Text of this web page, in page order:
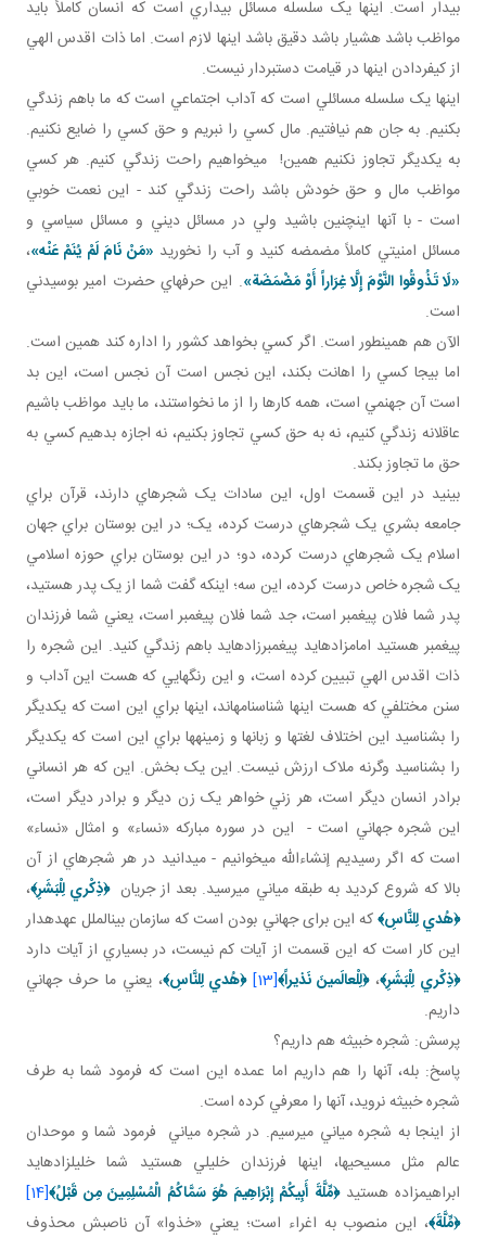
بيدار است. اينها يک سلسله مسائل بيداري است که انسان کاملاً بايد
مواظب باشد هشيار باشد دقيق باشد اينها لازم است. اما ذات اقدس الهي
از کيفردادن اينها در قيامت دست بردار نيست.
اينها يک سلسله مسائلي است که آداب اجتماعي است که ما باهم زندگي
بکنيم. به جان هم نيافتيم. مال کسي را نبريم و حق کسي را ضايع نکنيم.
به يکديگر تجاوز نکنيم همين! مي خواهيم راحت زندگي کنيم. هر کسي
مواظب مال و حق خودش باشد راحت زندگي کند - اين نعمت خوبي
است - با آنها اين چنين باشيد ولي در مسائل ديني و مسائل سياسي و
مسائل امنيتي کاملاً مضمضه کنيد و آب را نخوريد «مَنْ‏ نَامَ‏ لَمْ‏ يُنَمْ‏ عَنْه‏»،
«لَا تَذُوقُوا النَّوْمَ إِلَّا غِرَاراً أَوْ مَضْمَضَة». اين حرف هاي حضرت امير بوسيدني
است.
الآن هم همينطور است. اگر کسي بخواهد کشور را اداره کند همين است.
اما بيجا کسي را اهانت بکند، اين نجس است آن نجس است، اين بد
است آن جهنمي است، همه کارها را از ما نخواستند، ما بايد مواظب باشيم
عاقلانه زندگي کنيم، نه به حق کسي تجاوز بکنيم، نه اجازه بدهيم کسي به
حق ما تجاوز بکند.
بينيد در اين قسمت اول، اين سادات يک شجره اي دارند، قرآن براي
جامعه بشري يک شجره اي درست کرده، يک؛ در اين بوستان براي جهان
اسلام يک شجره اي درست کرده، دو؛ در اين بوستان براي حوزه اسلامي
يک شجره خاص درست کرده، اين سه؛ اينکه گفت شما از يک پدر هستيد،
پدر شما فلان پيغمبر است، جد شما فلان پيغمبر است، يعني شما فرزندان
پيغمبر هستيد امامزاده ايد پيغمبرزاده ايد باهم زندگي کنيد. اين شجره را
ذات اقدس الهي تبيين کرده است، و اين رنگ هايي که هست اين آداب و
سنن مختلفي که هست اينها شناسنامه اند، اينها براي اين است که يکديگر
را بشناسيد اين اختلاف لغت ها و زبان ها و زمينه ها براي اين است که يکديگر
را بشناسيد وگرنه ملاک ارزش نيست. اين يک بخش. اين که هر انساني
برادر انسان ديگر است، هر زني خواهر يک زن ديگر و برادر ديگر است،
اين شجره جهاني است - اين در سوره مبارکه «نساء» و امثال «نساء»
است که اگر رسيديم إن شاءالله مي خوانيم - مي دانيد در هر شجره اي از آن
بالا که شروع کرديد به طبقه مياني مي رسيد. بعد از جريان﴿ذِكْري‏ لِلْبَشَرِ﴾،
﴿هُدي لِلنَّاسِ﴾که اين برای جهاني بودن است که سازمان بين الملل عهده دار
اين کار است که اين قسمت از آيات کم نيست، در بسياري از آيات دارد
﴿ذِكْري‏ لِلْبَشَرِ﴾،﴿لِلْعالَمينَ نَذيراً﴾[13] ﴿هُدي لِلنَّاسِ﴾، يعني ما حرف جهاني
داريم.
پرسش: شجره خبيثه هم داريم؟
پاسخ: بله، آنها را هم داريم اما عمده اين است که فرمود شما به طرف
شجره خبيثه نرويد، آنها را معرفي کرده است.
از اينجا به شجره مياني مي رسيم. در شجره مياني فرمود شما و موحدان
عالم مثل مسيحي ها، اينها فرزندان خليلي هستيد شما خليل زاده ايد
ابراهيم زاده هستيد﴿مِّلَّةَ أَبِيكُمْ إِبْرَاهِيمَ هُوَ سَمَّاكُمُ الْمُسْلِمِينَ مِن قَبْلُ﴾[14]
﴿مِّلَّةَ﴾، اين منصوب به اغراء است؛ يعني «خذوا» آن ناصبش محذوف